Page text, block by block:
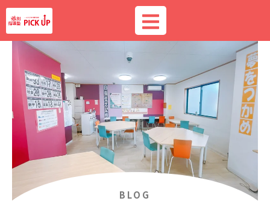
内
容
を
BLOG